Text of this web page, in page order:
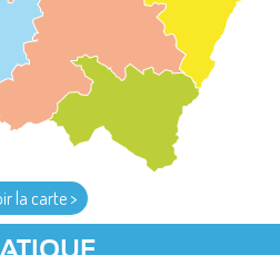
la carte >